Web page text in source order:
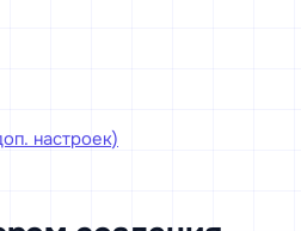
настроек)